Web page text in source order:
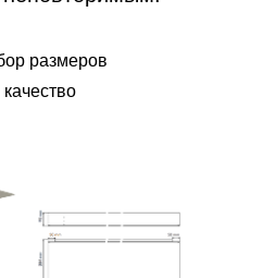
размеров